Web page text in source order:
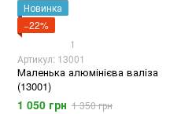
Новинка
−22%
1
Артикул: 13001
Маленька алюмінієва валіза
(13001)
1 050 грн 1 350 грн